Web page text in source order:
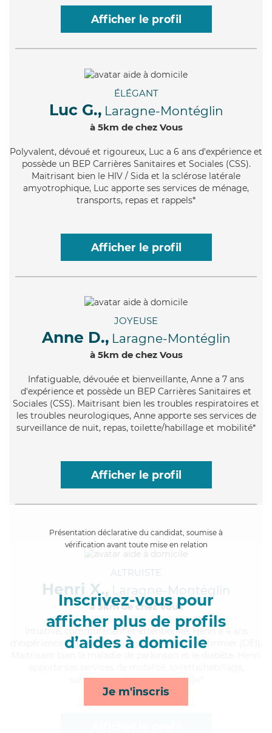
Afficher le profil
ÉLÉGANT
Luc G., Laragne-Montéglin
à 5km de chez Vous
Polyvalent, dévoué et rigoureux, Luc a 6 ans d'expérience et
possède un BEP Carrières Sanitaires et Sociales (CSS).
Maitrisant bien le HIV / Sida et la sclérose latérale
amyotrophique, Luc apporte ses services de ménage,
transports, repas et rappels*
Afficher le profil
JOYEUSE
Anne D., Laragne-Montéglin
à 5km de chez Vous
Infatiguable, dévouée et bienveillante, Anne a 7 ans
d'expérience et possède un BEP Carrières Sanitaires et
Sociales (CSS). Maitrisant bien les troubles respiratoires et
les troubles neurologiques, Anne apporte ses services de
surveillance de nuit, repas, toilette/habillage et mobilité*
Afficher le profil
Présentation déclarative du candidat, soumise à
vérification avant toute mise en relation
Inscrivez-vous pour
afficher plus de profils
d’aides à domicile
Je m'inscris
ALTRUISTE
Henri X., Laragne-Montéglin
à 5km de chez Vous
, communicatif et attentionné, Henri a 4 ans
d'expérience et possède un diplôme d'Etat d'infirmier (DEI).
surveillance de nuit et ménage*